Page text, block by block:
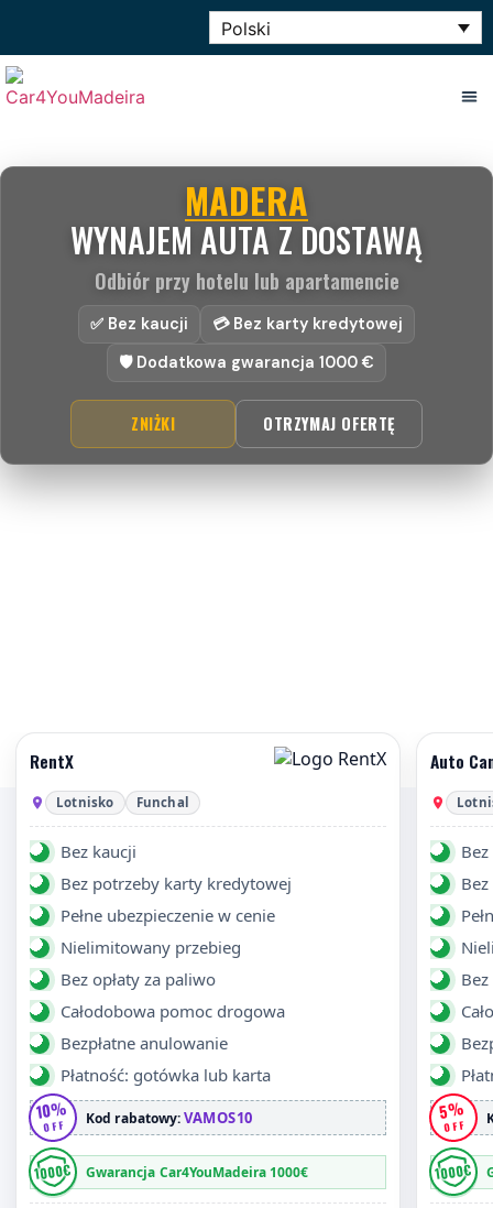
Polski
MADERA
WYNAJEM AUTA Z DOSTAWĄ
Odbiór przy hotelu lub apartamencie
✅ Bez kaucji
💳 Bez karty kredytowej
🛡️ Dodatkowa gwarancja 1000 €
ZNIŻKI OTRZYMAJ OFERTĘ
RentX
Lotnisko Funchal
Bez kaucji
Bez potrzeby karty kredytowej
Pełne ubezpieczenie w cenie
Nielimitowany przebieg
Bez opłaty za paliwo
Całodobowa pomoc drogowa
Bezpłatne anulowanie
Płatność: gotówka lub karta
10%
OFF Kod rabatowy:VAMOS10
1000€ Gwarancja Car4YouMadeira 1000€
Auto
5%
OFF
1000€